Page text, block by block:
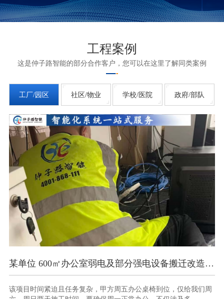
工程案例
这是仲子路智能的部分合作客户，您可以在这里了解同类案例
工厂/园区 社区/物业 学校/医院 政府/部队
某单位 600㎡办公室弱电及部分强电设备搬迁改造项目
方周五办公桌椅到位，仅给我们周
南京某部办公楼智能化弱
此项目时间紧、任务重，10 天